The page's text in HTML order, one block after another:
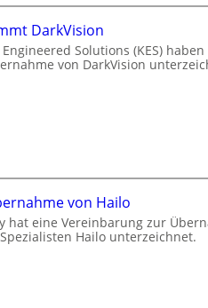
DarkVision
Solutions (KES) haben
von DarkVision
von Hailo
hat eine Vereinbarung zur
Hailo unterzeichnet.